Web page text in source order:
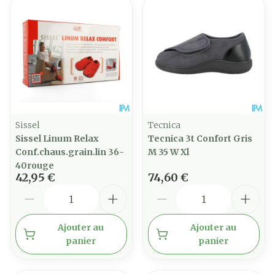
Sissel
Sissel Linum Relax
Conf.chaus.grain.lin 36-
40rouge
42,95 €
Ajouter au
panier
Tecnica
Tecnica 3t Confort Gris
M 35 W Xl
74,60 €
Ajouter au
panier